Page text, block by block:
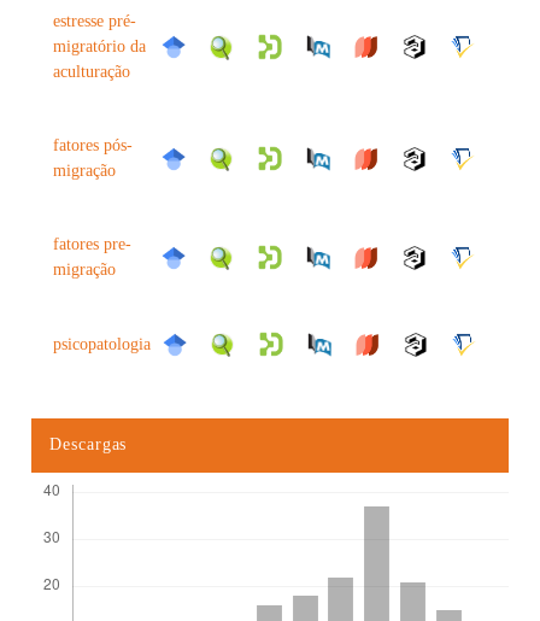
estresse pré-
migratório da
aculturação
fatores pós-
migração
fatores pre-
migração
psicopatologia
Descargas